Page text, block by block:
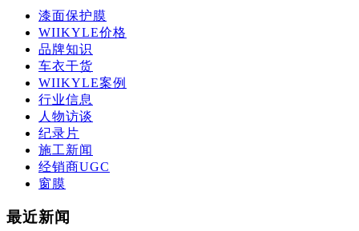
漆面保护膜
WIIKYLE价格
品牌知识
车衣干货
WIIKYLE案例
行业信息
人物访谈
纪录片
施工新闻
经销商UGC
窗膜
最近新闻